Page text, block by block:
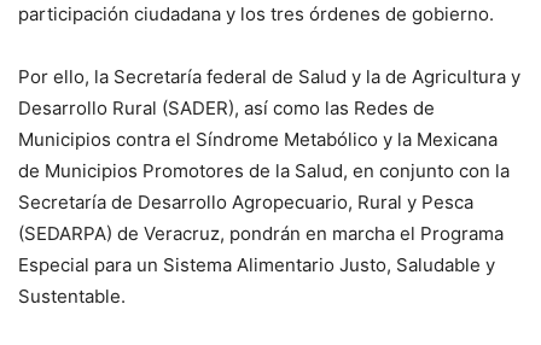
participación ciudadana y los tres órdenes de gobierno.
Por ello, la Secretaría federal de Salud y la de Agricultura y
Desarrollo Rural (SADER), así como las Redes de
Municipios contra el Síndrome Metabólico y la Mexicana
de Municipios Promotores de la Salud, en conjunto con la
Secretaría de Desarrollo Agropecuario, Rural y Pesca
(SEDARPA) de Veracruz, pondrán en marcha el Programa
Especial para un Sistema Alimentario Justo, Saludable y
Sustentable.